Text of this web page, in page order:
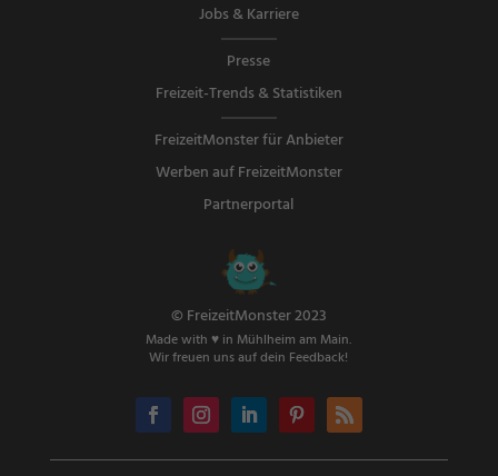
Jobs & Karriere
Presse
Freizeit-Trends & Statistiken
FreizeitMonster für Anbieter
Werben auf FreizeitMonster
Partnerportal
© FreizeitMonster 2023
Made with ♥ in Mühlheim am Main.
Wir freuen uns auf dein Feedback!